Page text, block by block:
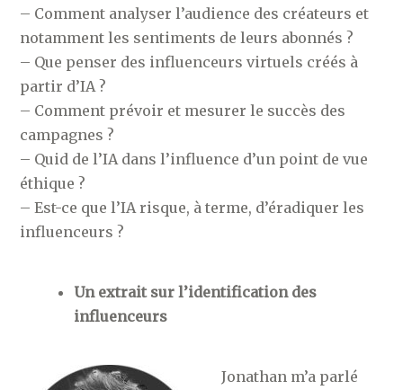
– Comment analyser l’audience des créateurs et
notamment les sentiments de leurs abonnés ?
– Que penser des influenceurs virtuels créés à
partir d’IA ?
– Comment prévoir et mesurer le succès des
campagnes ?
– Quid de l’IA dans l’influence d’un point de vue
éthique ?
– Est-ce que l’IA risque, à terme, d’éradiquer les
influenceurs ?
Un extrait sur l’identification des
influenceurs
Jonathan m’a parlé